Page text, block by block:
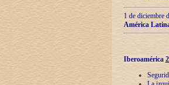
1 de diciembre
América
Iberoamérica